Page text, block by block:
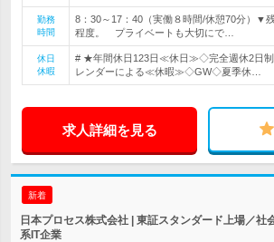
勤務
時間
8：30～17：40（実働８時間/休憩70分）▼
程度。 プライベートも大切にで…
休日
休暇
# ★年間休日123日≪休日≫◇完全週休2日
レンダーによる≪休暇≫◇GW◇夏季休…
求人詳細を見る
新着
日本プロセス株式会社 | 東証スタンダード上場／社
系IT企業